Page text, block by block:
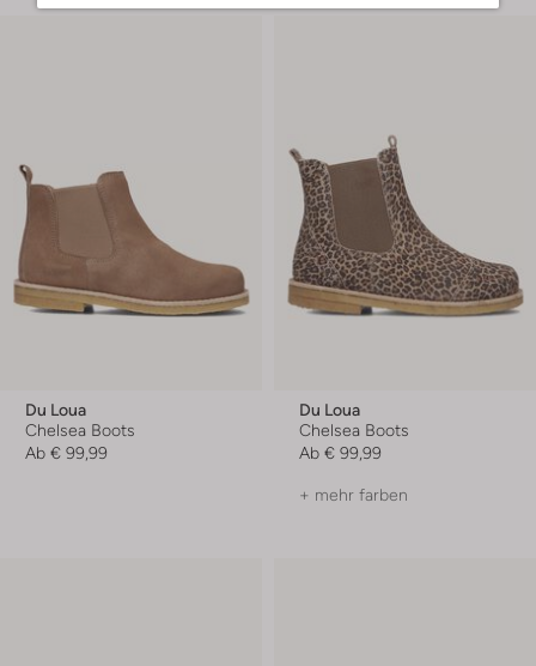
Du Loua
Chelsea Boots
Ab € 99,99
Du Loua
Chelsea Boots
Ab € 99,99
+ mehr farben